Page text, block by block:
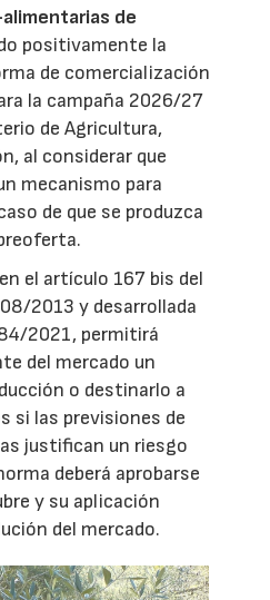
de
positivamente la
de comercialización
la campaña 2026/27
de Agricultura,
al considerar que
mecanismo para
de que se produzca
el artículo 167 bis del
2013 y desarrollada
2021, permitirá
del mercado un
o destinarlo a
si las previsiones de
justifican un riesgo
deberá aprobarse
y su aplicación
del mercado.